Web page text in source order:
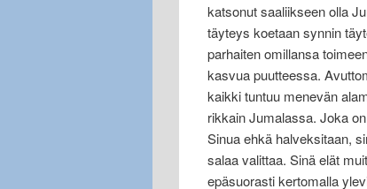
katsonut saaliikseen olla
täyteys koetaan synnin
parhaiten omillansa
kasvua puutteessa.
kaikki tuntuu menevän
rikkain Jumalassa. Joka
Sinua ehkä halveksitaan,
salaa valittaa. Sinä elät
epäsuorasti kertomalla